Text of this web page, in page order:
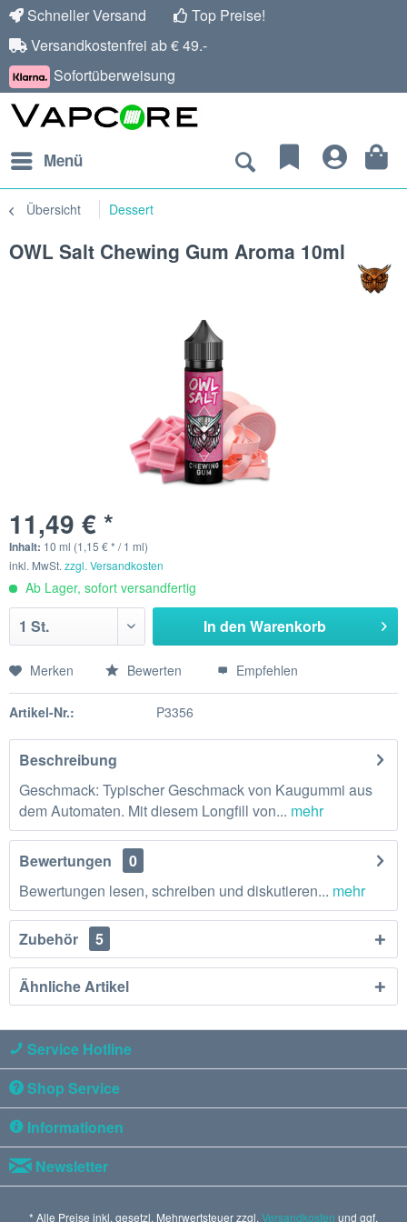
Schneller Versand
Top Preise!
Versandkostenfrei ab € 49.-
Sofortüberweisung
Menü
Übersicht Dessert
OWL Salt Chewing Gum Aroma 10ml
11,49 € *
Inhalt: 10 ml (1,15 € * / 1 ml)
inkl. MwSt. zzgl. Versandkosten
Ab Lager, sofort versandfertig
In den Warenkorb
Merken Bewerten Empfehlen
Artikel-Nr.: P3356
Beschreibung
Geschmack: Typischer Geschmack von Kaugummi aus
dem Automaten. Mit diesem Longfill von... mehr
Bewertungen
0
Bewertungen lesen, schreiben und diskutieren... mehr
Zubehör 5
Ähnliche Artikel
Service Hotline
Shop Service
Informationen
Newsletter
* Alle Preise inkl. gesetzl. Mehrwertsteuer zzgl. Versandkosten und ggf.